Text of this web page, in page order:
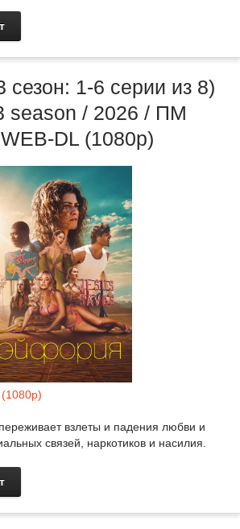
1-6 серии из 8)
season / 2026 / ПМ
DL (1080p)
взлеты и падения любви и
связей, наркотиков и насилия.